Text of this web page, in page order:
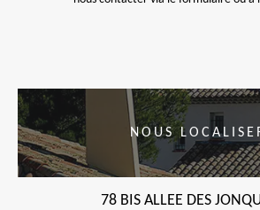
NOUS
78 BIS ALLEE DES